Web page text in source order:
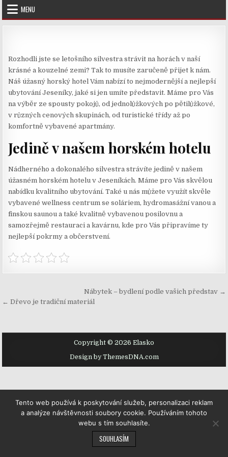
Skip
content
MENU
Rozhodli jste se letošního silvestra strávit na horách v naší
krásné a kouzelné zemi? Tak to musíte zaručeně přijet k nám.
Náš úžasný horský hotel Vám nabízí to nejmodernější a nejlepší
ubytování Jeseníky, jaké si jen umíte představit. Máme pro Vás
na výběr ze spousty pokojů, od jednolůžkových po pětilůžkové,
v různých cenových skupinách, od turistické třídy až po
komfortně vybavené apartmány.
Jedině v našem horském hotelu
Nádherného a dokonalého silvestra strávíte jedině v našem
úžasném horském hotelu v Jeseníkách. Máme pro Vás skvělou
nabídku kvalitního ubytování. Také u nás můžete využít skvěle
vybavené wellness centrum se soláriem, hydromasážní vanou a
finskou saunou a také kvalitně vybavenou posilovnu a
samozřejmě restauraci a kavárnu, kde pro Vás připravíme ty
nejlepší pokrmy a občerstvení.
pro
Nábytek – bydlení podle vašich představ →
← Dřevo je tradiční materiál
Copyright © 2026 Elasko
Design by ThemesDNA.com
Tento web používá k poskytování služeb, personalizaci reklam
a analýze návštěvnosti soubory cookie. Používáním tohoto
webu s tím souhlasíte.
SOUHLASÍM